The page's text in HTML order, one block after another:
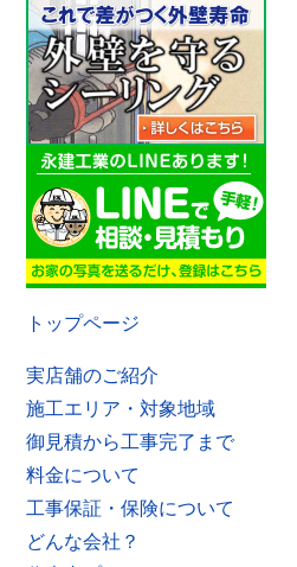
トップページ
実店舗のご紹介
施工エリア・対象地域
御見積から工事完了まで
料金について
工事保証・保険について
どんな会社？